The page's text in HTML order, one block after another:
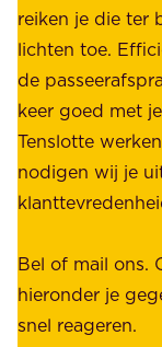
d
e
n
r
u
s
t
b
e
t
o
n
z
e
s
t
a
e
h
o
reiken je die ter
lichten toe.
de
keer goed met
Tenslotte
nodigen wij je
Bel of mail ons.
hieronder je
snel reageren.